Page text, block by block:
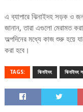
এ ব্যাপারে ঝিনাইদহ সড়ক ও
জানান, তারা এগুলো মেরামত
অল্পদিনের মধ্যে কাজ শুরু হয়ে
করা হবে।
TAGS: ঝিনাইদহ ঝিনাইদহ